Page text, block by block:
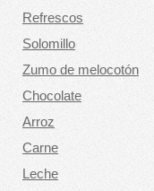
Refrescos
Solomillo
Zumo de melocotón
Chocolate
Arroz
Carne
Leche